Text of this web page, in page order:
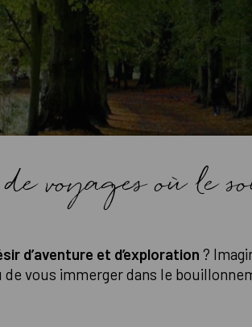
voyages où le
d’aventure et d’exploration ?
vous immerger dans le